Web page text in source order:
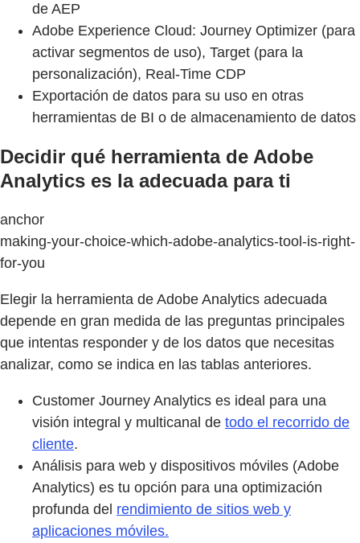
de AEP
Adobe Experience Cloud: Journey Optimizer (para
activar segmentos de uso), Target (para la
personalización), Real-Time CDP
Exportación de datos para su uso en otras
herramientas de BI o de almacenamiento de datos
Decidir qué herramienta de Adobe
Analytics es la adecuada para ti
anchor
making-your-choice-which-adobe-analytics-tool-is-right-
for-you
Elegir la herramienta de Adobe Analytics adecuada
depende en gran medida de las preguntas principales
que intentas responder y de los datos que necesitas
analizar, como se indica en las tablas anteriores.
Customer Journey Analytics es ideal para una
visión integral y multicanal de todo el recorrido de
cliente.
Análisis para web y dispositivos móviles (Adobe
Analytics) es tu opción para una optimización
profunda del rendimiento de sitios web y
aplicaciones móviles.